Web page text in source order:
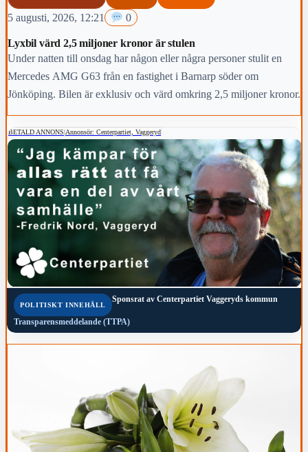
5 augusti, 2026, 12:21 0
Lyxbil värd 2,5 miljoner kronor är stulen
Under natten till onsdag har någon eller några personer stulit en
Mercedes AMG G63 från en fastighet i Barnarp söder om
Jönköping. Bilen är exklusiv och värd omkring 2,5 miljoner kronor.
BETALD ANNONS|Annonsör: Centerpartiet, Vaggeryd
POLITISKT INNEHÅLL
Sponsrat av Centerpartiet Vaggeryds kommun
Transparensmeddelande (TTPA)